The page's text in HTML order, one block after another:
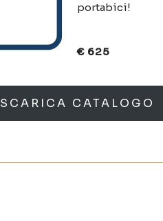
portabici!
€ 625
SCARICA CATALOGO